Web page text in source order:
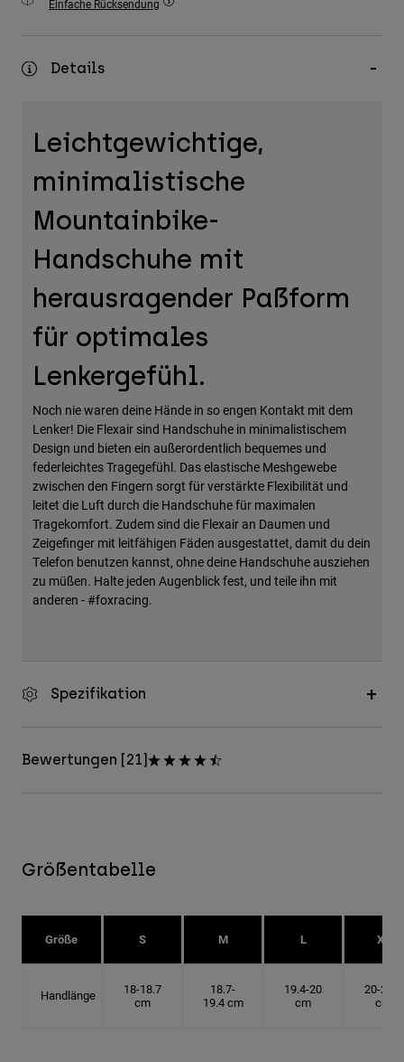
Zubehör
Taschen & Rucksäcke
Alle anzeigen
Einfache Rücksendung
Details
Leichtgewichtige,
minimalistische
Mountainbike-
Handschuhe mit
herausragender Paßform
für optimales
Lenkergefühl.
Noch nie waren deine Hände in so engen Kontakt mit dem
Lenker! Die Flexair sind Handschuhe in minimalistischem
Design und bieten ein außerordentlich bequemes und
federleichtes Tragegefühl. Das elastische Meshgewebe
zwischen den Fingern sorgt für verstärkte Flexibilität und
leitet die Luft durch die Handschuhe für maximalen
Tragekomfort. Zudem sind die Flexair an Daumen und
Zeigefinger mit leitfähigen Fäden ausgestattet, damit du dein
Telefon benutzen kannst, ohne deine Handschuhe ausziehen
zu müßen. Halte jeden Augenblick fest, und teile ihn mit
anderen - #foxracing.
Spezifikation
Bewertungen [21]
Größentabelle
Größe S M L XL
Handlänge
18-18.7
cm
18.7-
19.4 cm
19.4-20
cm
20-20.6
cm